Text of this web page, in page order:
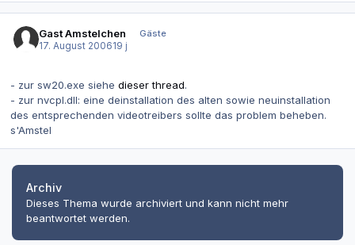
Gast Amstelchen
Gäste
17. August 200619 j
- zur sw20.exe siehe dieser thread.
- zur nvcpl.dll: eine deinstallation des alten sowie neuinstallation
des entsprechenden videotreibers sollte das problem beheben.
s'Amstel
Archiv
Dieses Thema wurde archiviert und kann nicht mehr
beantwortet werden.